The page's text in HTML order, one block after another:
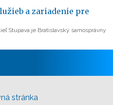
a zariadenie pre
Stupava je Bratislavský samosprávny
stránka